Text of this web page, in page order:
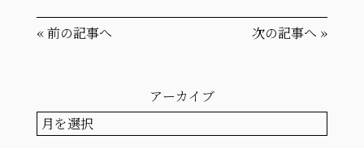
«前の記事へ 次の記事へ »
アーカイブ
ア
ー